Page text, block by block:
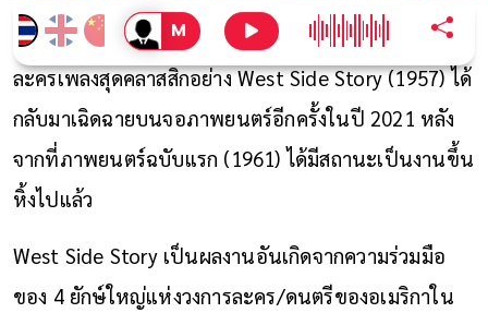
ละครเพลงสุดคลาสสิกอย่าง West Side Story (1957) ได้
กลับมาเฉิดฉายบนจอภาพยนตร์อีกครั้งในปี 2021 หลัง
จากที่ภาพยนตร์ฉบับแรก (1961) ได้มีสถานะเป็นงานขึ้น
หิ้งไปแล้ว
West Side Story เป็นผลงานอันเกิดจากความร่วมมือ
ของ 4 ยักษ์ใหญ่แห่งวงการละคร/ดนตรีของอเมริกาใน